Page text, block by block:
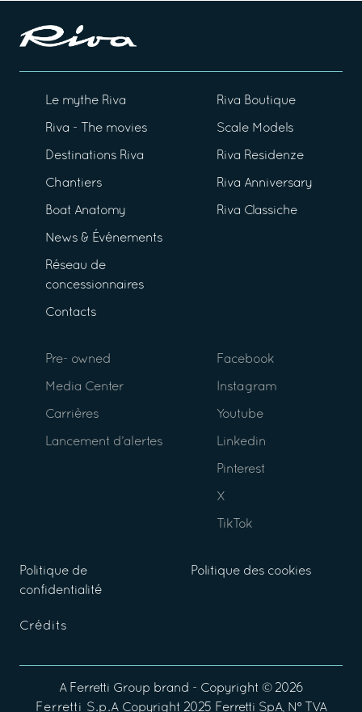
Le mythe Riva
Riva - The movies
Destinations Riva
Chantiers
Boat Anatomy
News & Événements
Réseau de
concessionnaires
Contacts
Riva Boutique
Scale Models
Riva Residenze
Riva Anniversary
Riva Classiche
Pre- owned
Media Center
Carrières
Lancement d’alertes
Facebook
Instagram
Youtube
Linkedin
Pinterest
X
TikTok
Politique de
confidentialité
Politique des cookies
Crédits
A Ferretti Group brand - Copyright © 2026
Ferretti S.p.A Copyright 2025 Ferretti SpA, N° TVA